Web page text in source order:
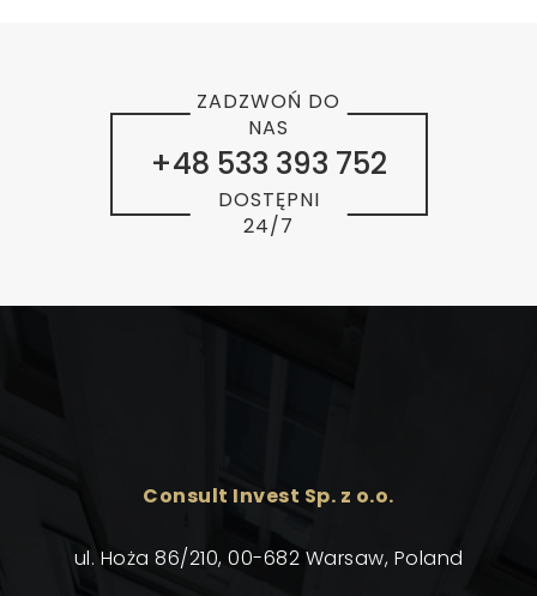
+48 533 393 752
ZADZWOŃ DO
NAS
DOSTĘPNI
24/7
Consult Invest Sp. z o.o.
ul. Hoża 86/210, 00-682 Warsaw, Poland